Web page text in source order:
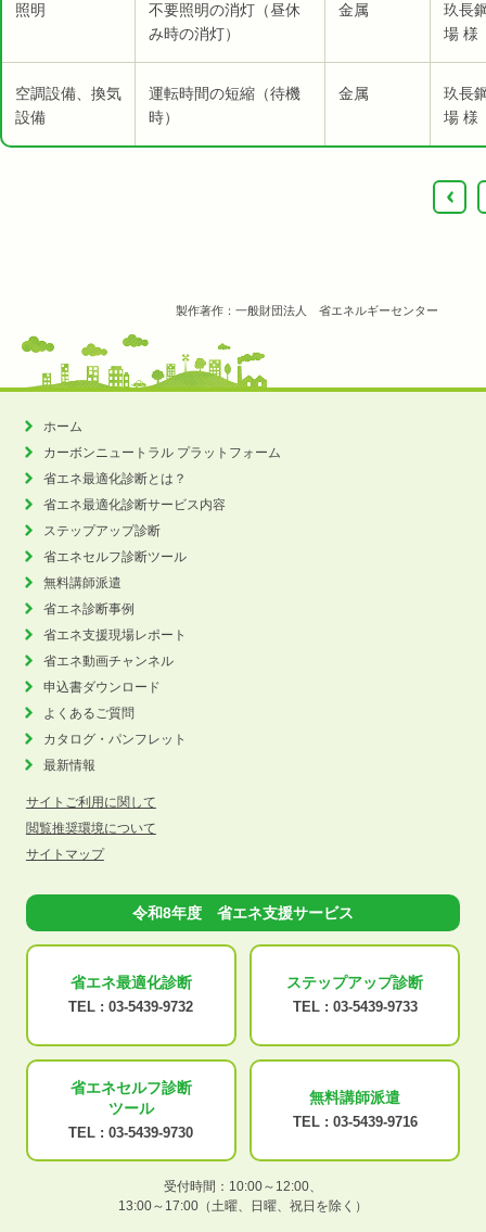
照明
不要照明の消灯（昼休
み時の消灯）
金属
玖長
場 様
空調設備、換気
設備
運転時間の短縮（待機
時）
金属
玖長
場 様
‹
製作著作：一般財団法人 省エネルギーセンター
ホーム
カーボンニュートラル プラットフォーム
省エネ最適化診断とは？
省エネ最適化診断サービス内容
ステップアップ診断
省エネセルフ診断ツール
無料講師派遣
省エネ診断事例
省エネ支援現場レポート
省エネ動画チャンネル
申込書ダウンロード
よくあるご質問
カタログ・パンフレット
最新情報
サイトご利用に関して
閲覧推奨環境について
サイトマップ
令和8年度 省エネ支援サービス
省エネ最適化診断
TEL : 03-5439-9732
ステップアップ診断
TEL : 03-5439-9733
省エネセルフ診断
ツール
TEL : 03-5439-9730
無料講師派遣
TEL : 03-5439-9716
受付時間：10:00～12:00、
13:00～17:00（土曜、日曜、祝日を除く）